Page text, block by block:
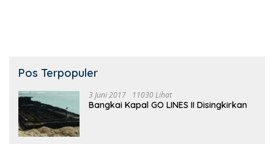
Pos Terpopuler
3 Juni 2017 11030 Lihat
Bangkai Kapal GO LINES II Disingkirkan